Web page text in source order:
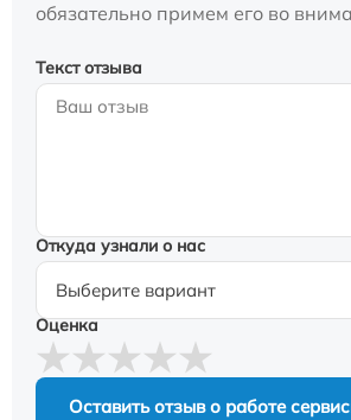
обязательно примем его во
Текст отзыва
Откуда узнали о нас
Оценка
Оставить отзыв о работе